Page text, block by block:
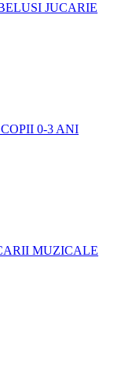
JUCARIE
0-3 ANI
MUZICALE